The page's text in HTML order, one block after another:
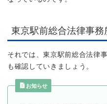
東京駅前総合法律事
それでは、東京駅前総合法律
も確認していきましょう。
お知らせ